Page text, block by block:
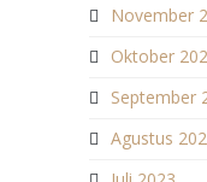
November
Oktober
September
Agustus